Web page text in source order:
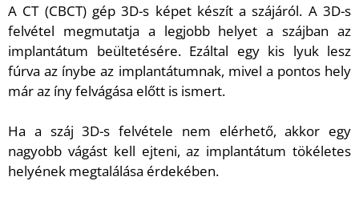
A CT (CBCT) gép 3D-s képet készít a szájáról. A 3D-s
felvétel megmutatja a legjobb helyet a szájban az
implantátum beültetésére. Ezáltal egy kis lyuk lesz
fúrva az ínybe az implantátumnak, mivel a pontos hely
már az íny felvágása előtt is ismert.
Ha a száj 3D-s felvétele nem elérhető, akkor egy
nagyobb vágást kell ejteni, az implantátum tökéletes
helyének megtalálása érdekében.